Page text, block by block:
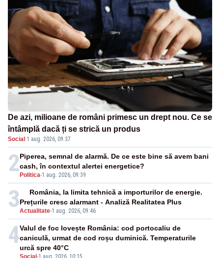
De azi, milioane de români primesc un drept nou. Ce se
întâmplă dacă ți se strică un produs
Social ·1 aug. 2026, 09:37
2 Politica-1 aug. 2026, 09:39
Piperea, semnal de alarmă. De ce este bine să avem bani
cash, în contextul alertei energetice?
3Actualitate-1 aug. 2026, 09:46
România, la limita tehnică a importurilor de energie.
Prețurile cresc alarmant - Analiză Realitatea Plus
4
Social -1 aug. 2026, 10:15
Valul de foc lovește România: cod portocaliu de
caniculă, urmat de cod roșu duminică. Temperaturile
urcă spre 40°C